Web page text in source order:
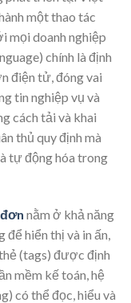
một thao tác
mọi doanh nghiệp
chính là định
điện tử, đóng vai
tin nghiệp vụ và
cách tải và khai
thủ quy định mà
tự động hóa trong
nằm ở khả năng
để hiển thị và in ấn,
(tags) được định
mềm kế toán, hệ
có thể đọc, hiểu và